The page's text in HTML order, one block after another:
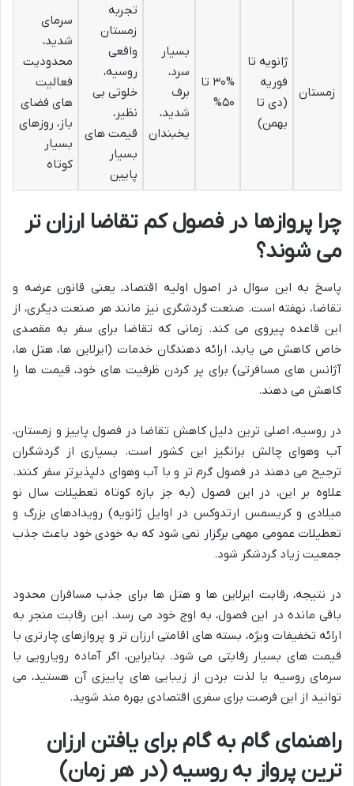
زمستان
ژانویه تا
فوریه
(دی تا
بهمن)
۳۰% تا
۵۰%
بسیار
سرد،
برف
شدید،
یخبندان
تجربه
زمستان
واقعی
روسیه،
خلوتی بی
نظیر،
قیمت های
بسیار
پایین
سرمای
شدید،
محدودیت
فعالیت
های فضای
باز، روزهای
بسیار
کوتاه
چرا پروازها در فصول کم تقاضا ارزان تر
می شوند؟
پاسخ به این سوال در اصول اولیه اقتصاد، یعنی قانون عرضه و
تقاضا، نهفته است. صنعت گردشگری نیز مانند هر صنعت دیگری، از
این قاعده پیروی می کند. زمانی که تقاضا برای سفر به مقصدی
خاص کاهش می یابد، ارائه دهندگان خدمات (ایرلاین ها، هتل ها،
آژانس های مسافرتی) برای پر کردن ظرفیت های خود، قیمت ها را
کاهش می دهند.
در روسیه، اصلی ترین دلیل کاهش تقاضا در فصول پاییز و زمستان،
آب وهوای چالش برانگیز این کشور است. بسیاری از گردشگران
ترجیح می دهند در فصول گرم تر و با آب وهوای دلپذیرتر سفر کنند.
علاوه بر این، در این فصول (به جز بازه کوتاه تعطیلات سال نو
میلادی و کریسمس ارتدوکس در اوایل ژانویه) رویدادهای بزرگ و
تعطیلات عمومی مهمی برگزار نمی شود که به خودی خود باعث جذب
جمعیت زیاد گردشگر شود.
در نتیجه، رقابت ایرلاین ها و هتل ها برای جذب مسافران محدود
باقی مانده در این فصول، به اوج خود می رسد. این رقابت منجر به
ارائه تخفیفات ویژه، بسته های اقامتی ارزان تر و پروازهای چارتری با
قیمت های بسیار رقابتی می شود. بنابراین، اگر آماده رویارویی با
سرمای روسیه یا لذت بردن از زیبایی های پاییزی آن هستید، می
توانید از این فرصت برای سفری اقتصادی بهره مند شوید.
راهنمای گام به گام برای یافتن ارزان
ترین پرواز به روسیه (در هر زمان)